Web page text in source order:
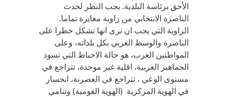
الأحق برئاسة البلدية. يجب النظر لحدث
الناصرة الانتخابي من زاوية مغايرة تماما.
الزاوية التي يجب ان نرى انها تشكل خطرا على
الناصرة والوسط العربي بكل بلداته، وعلى
المواطنين العرب، هو حالة الاحباط التي تسود
الجماهير العربية، اقلية غير موحدة، تتراجع في
مستوى الوعي ، تتراجع في العصرنة، انحسار
في الهوية المركزية (الهوية القومية) وتنامي